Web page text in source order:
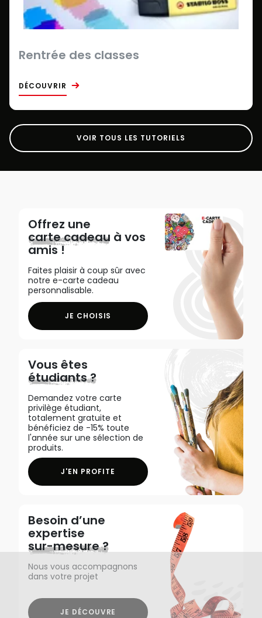
Rentrée des classes
DÉCOUVRIR
VOIR TOUS LES TUTORIELS
Offrez une
carte cadeau à vos
amis !
Faites plaisir à coup sûr avec
notre e-carte cadeau
personnalisable.
JE CHOISIS
Vous êtes
étudiants ?
Demandez votre carte
privilège étudiant,
totalement gratuite et
bénéficiez de -15% toute
l'année sur une sélection de
produits.
J'EN PROFITE
Besoin d’une
expertise
sur-mesure ?
Nous vous accompagnons
dans votre projet
JE DÉCOUVRE